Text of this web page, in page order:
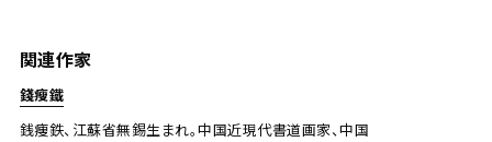
関連作家
錢瘦鐵
銭痩鉄、江蘇省無錫生まれ。中国近現代書道画家、中国
主催